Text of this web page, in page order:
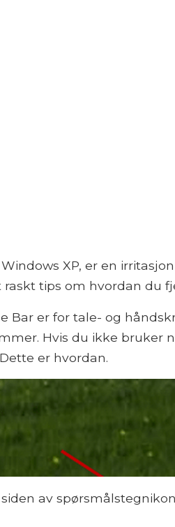
XP, er en
tips om hvordan du
Bar er for tale- og
Hvis du ikke bruker
er hvordan.
av